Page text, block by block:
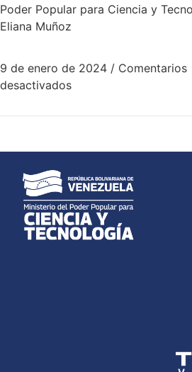
Poder Popular para Ciencia y
Eliana Muñoz
9 de enero de 2024 / Comentarios
desactivados